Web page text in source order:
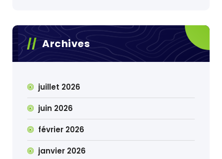
Archives
juillet 2026
juin 2026
février 2026
janvier 2026